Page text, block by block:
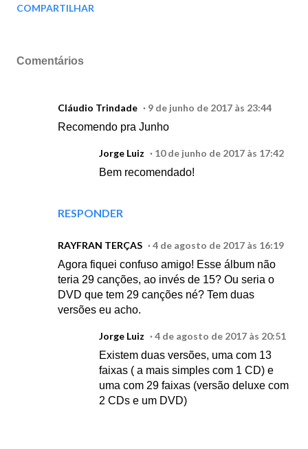
COMPARTILHAR
Comentários
Cláudio Trindade
9 de junho de 2017 às 23:44
Recomendo pra Junho
RESPONDER
Jorge Luiz
10 de junho de 2017 às 17:42
Bem recomendado!
RAYFRAN TERÇAS
4 de agosto de 2017 às 16:19
Agora fiquei confuso amigo! Esse álbum não
teria 29 canções, ao invés de 15? Ou seria o
DVD que tem 29 canções né? Tem duas
versões eu acho.
Jorge Luiz
4 de agosto de 2017 às 20:51
Existem duas versões, uma com 13
faixas ( a mais simples com 1 CD) e
uma com 29 faixas (versão deluxe com
2 CDs e um DVD)